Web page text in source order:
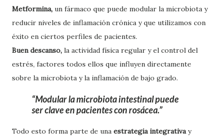
Metformina, un fármaco que puede modular la microbiota y
reducir niveles de inflamación crónica y que utilizamos con
éxito en ciertos perfiles de pacientes.
Buen descanso, la actividad física regular y el control del
estrés, factores todos ellos que influyen directamente
sobre la microbiota y la inflamación de bajo grado.
Modular la microbiota intestinal puede
ser clave en pacientes con rosácea.
Todo esto forma parte de una estrategia integrativay